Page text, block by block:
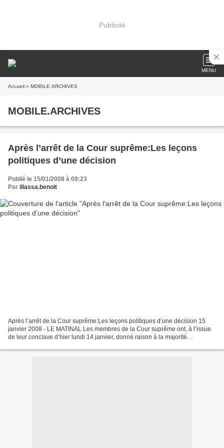
Publicité
MENU
Accueil » MOBILE.ARCHIVES
MOBILE.ARCHIVES
Après l’arrêt de la Cour suprême:Les leçons
politiques d’une décision
Publié le 15/01/2008 à 09:23
Par illassa.benoit
Après l’arrêt de la Cour suprême:Les leçons politiques d’une décision 15
janvier 2008 - LE MATINAL Les membres de la Cour suprême ont, à l’issue
de leur conclave d’hier lundi 14 janvier, donné raison à la majorité